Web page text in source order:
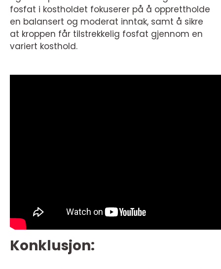
fosfat i kostholdet fokuserer på å opprettholde
en balansert og moderat inntak, samt å sikre
at kroppen får tilstrekkelig fosfat gjennom en
variert kosthold.
Konklusjon: